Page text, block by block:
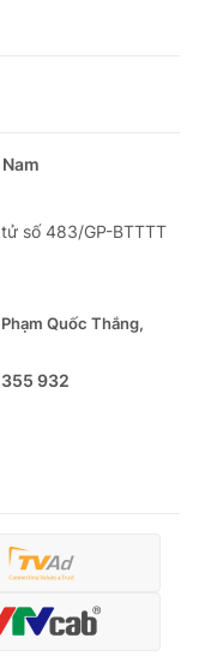
số 483/GP-BTTTT
Quốc Thắng,
932